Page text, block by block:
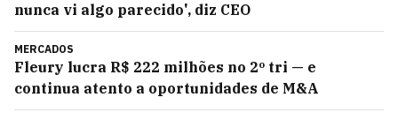
nunca vi algo parecido', diz CEO
MERCADOS
Fleury lucra R$ 222 milhões no 2º tri — e
continua atento a oportunidades de M&A